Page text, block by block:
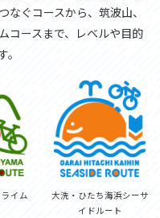
ぐコースから、筑波山、
コースまで、レベルや目的
イム
大洗・ひたち海浜シーサ
イドルート